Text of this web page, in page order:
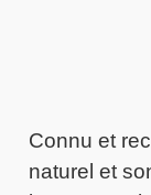
Connu et
naturel et